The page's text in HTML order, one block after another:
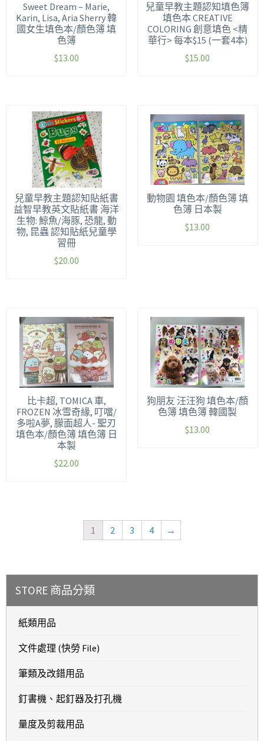
Sweet Dream – Marie,
Karin, Lisa, Aria Sherry 韓
國女生填色本/顏色簿 填
色簿
$13.00
兒童早教主題認知填色簿
填色本 CREATIVE
COLORING 創意填色 <精
華行> 每本$15 (一套4本)
$15.00
兒童早教主題認知貼紙書
益智早教英文貼紙書 海洋
生物: 鯨魚/海豚, 恐龍, 動
物, 昆蟲 認知貼紙兒童學
習冊
$20.00
動物園 填色本/顏色簿 填
色簿 日本製
$13.00
比卡超, TOMICA 車,
FROZEN 冰雪奇緣, 叮噹/
多啦A夢, 朦面超人- 聖刃
填色本/顏色簿 填色簿 日
本製
$22.00
狗朋友 汪汪狗 填色本/顏
色簿 填色簿 韓國製
$13.00
1 2 3 4 →
STORE 商品分類
紙類用品
文件處理 (快勞 File)
筆類及改錯用品
釘書機、起釘器及打孔機
量度及剪裁用品